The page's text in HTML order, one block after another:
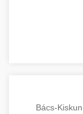
Bács-Kiskun